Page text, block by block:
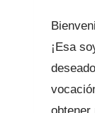
¡Esa